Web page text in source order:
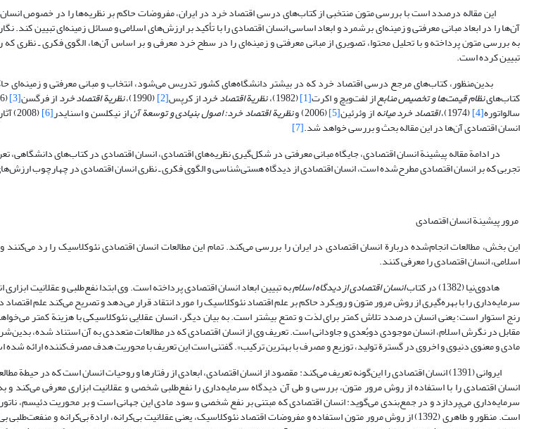
این مقاله درصدد است با بررسی متون منتخبی از کتاب‌های درسی اقتصاد خرد در ایران، مفروضات حاکم بر نظریه‌ها را در خصوص
آن‌ها را در ابعاد مبانی معرفتی و زمینه‌ای برشمرد و ابعاد اساسی انسان اقتصادی را با تأکید بر ارزش‌های اسلامی و مسائل زمینه‌ای تبیین کند.
به بررسی متون پرداخته و با تحلیل محتوا، تصویری از مبانی معرفتی و زمینه‌ای را در سطح خرد معرفی و بر اساس آن‌ها، الگوی فکری ـ نظری
تبیین کرده است.
بدین‌منظور، کتاب‌های مرجع درسی اقتصاد خرد که در بیشتر دانشگاه‌های کشور تدریس می‌شود، انتخاب و مبانی معرفتی و زمینه‌ای
کتاب‌هاینظام قیمت‌ها و تخصیص منابعاز لفت‌ویچ و اکرت[1] (1982)، نظریة اقتصاد خرداز کرپس[2] (1990)، نظریة اقتصاد خرداز فرگسن[3] (1966)،
سالواتوره[4] (1974)، اقتصاد خرد میانهاز وئرئین[5] (2006) و نظریة اقتصاد خرد: اصول بنیادی و توسعة آناز نیکلسن و اسنایدر[6]
انسان اقتصادی آن‌ها در این مقاله بحث و بررسی خواهد شد.[7]
در ادامة مقاله پیشینة انسان اقتصادی، جایگاه مبانی معرفتی در شکل‌گیری نظریه‌های اقتصادی، انسان اقتصادی در کتاب‌های دانشگاهی،
تجربی که بر انسان اقتصادی مطرح‌شده است، انسان اقتصادی از دیدگاه هستی‌شناسی و الگوی فکری ـ نظری انسان اقتصادی در چهارچوب
مرور پیشینة انسان اقتصادی
این بخش، مطالعات انجام‌شده دربارة انسان اقتصادی در ایران را بررسی می‌کند. تمام این مطالعات انسان اقتصادی نئوکلاسیک را رد
اسلامی، انسان اقتصادی را معرفی کنند.
هادوی‌نیا (1382) در کتاب
انسان اقتصادی از دیدگاه اسلامبه تبیین ابعاد انسان اقتصادی پرداخته است. وی ابتدا نفع‌طلبی و عقلانیت
سرمایه‌داری را با بهره‌گیری از روش مرور متون و رویکرد حاکم بر علم اقتصاد نئوکلاسیک را مورد انتقاد قرار می‌دهد و تصریح می‌کند علم
رنج استوار است؛ یعنی انسان درصدد تلاش کمتر برای لذت و تمتع بیشتر است. به بیان دیگر، انسان عقلایی نئوکلاسیکی با هزینة کمتر
مقابل در نگرش اسلام، انسان موجودی دوبُعدی و جاودانی است. تعریف وی از انسان اقتصادی که در مطالعات متعددی به آن استناد شده،
مادی و معنوی دنیوی و اخروی در گسترة تولید، توزیع و مصرف با بهترین ترکیب». گفتنی است این تعریف با محوریت هدف مصرف‌کننده ارائه
ایروانی (1391) انسان اقتصادی را این‌گونه تعریف می‌کند: مقصود از انسان اقتصادی، ابعادی از رفتارها و روحیات انسان است که در حیطة
انسان اقتصادی را با استفاده از روش مرور متون، بررسی و طی آن دیدگاه سرمایه‌داری را نفع‌طلبی شخصی و عقلانیت ابزاری معرفی می‌کند و
سرمایه‌داری می‌پردازد و در جمع‌بندی می‌گوید: انسان اقتصادی که مبتنی بر نفع شخصی و سود مادی این جهانی است و بر محوریت دئیسم،
است. منظور و طاهری (1392) از روش مرور متون استفاده و مفروضات اقتصاد نئوکلاسیک، یعنی عقلانیت بی‌کرانه، ارادة بی‌کرانه و